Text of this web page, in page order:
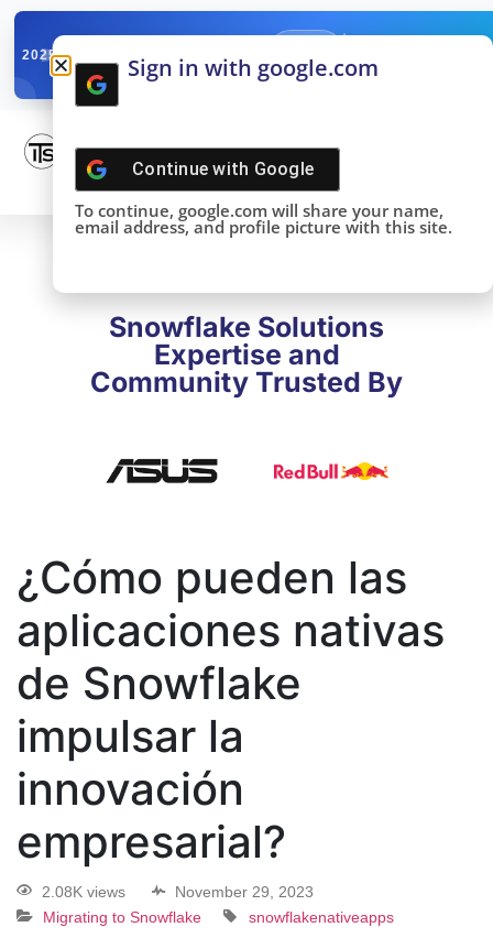
2025SNOWFLAKE SUMMIT
DONE!
Snowflake Solutions
Expertise and
Community Trusted By
¿Cómo pueden las
aplicaciones nativas
de Snowflake
impulsar la
innovación
empresarial?
2.08K views
November 29, 2023
Migrating to Snowflake
snowflakenativeapps
Sign in with google.com
Continue with Google
To continue, google.com will share your name,
email address, and profile picture with this site.